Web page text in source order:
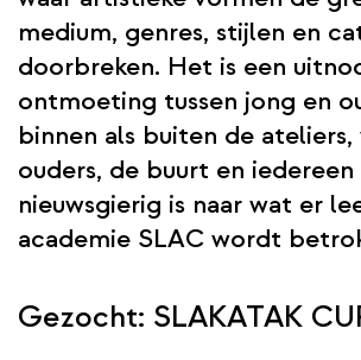
medium, genres, stijlen en
doorbreken. Het is een
ontmoeting tussen jong en
binnen als buiten de
ouders, de buurt en
nieuwsgierig is naar wat er
academie SLAC wordt
Gezocht: SLAKATAK